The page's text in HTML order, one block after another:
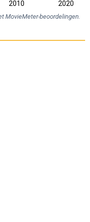
2010 2020
MovieMeter-beoordelingen.